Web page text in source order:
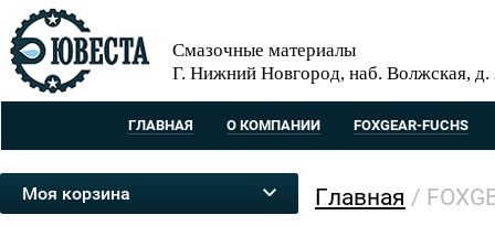
Смазочные материалы
Г. Нижний Новгород, наб. Волжская, д.
ГЛАВНАЯ О КОМПАНИИ FOXGEAR-FUCHS
Моя корзина Главная /